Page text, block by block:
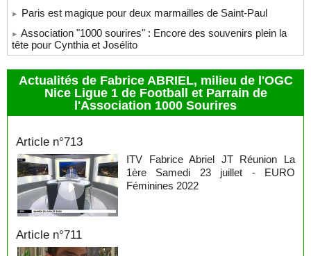
Paris est magique pour deux marmailles de Saint-Paul
Association "1000 sourires" : Encore des souvenirs plein la
tête pour Cynthia et Josélito
Actualités de Fabrice ABRIEL, milieu de l'OGC
Nice Ligue 1 de Football et Parrain de
l'Association 1000 Sourires
Article n°713
ITV Fabrice Abriel JT Réunion La
1ère Samedi 23 juillet - EURO
Féminines 2022
Article n°711